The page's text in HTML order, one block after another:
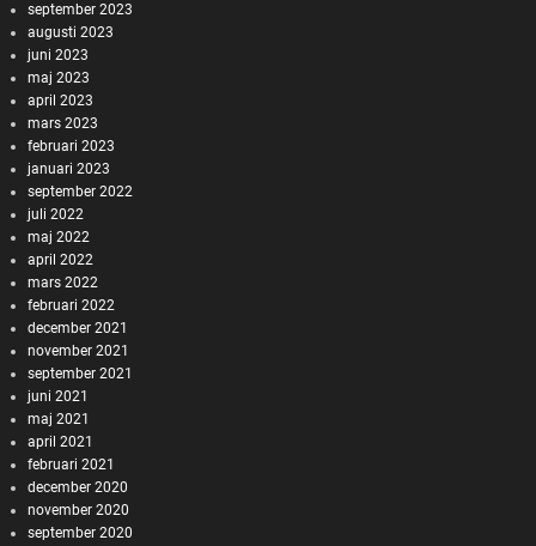
september 2023
augusti 2023
juni 2023
maj 2023
april 2023
mars 2023
februari 2023
januari 2023
september 2022
juli 2022
maj 2022
april 2022
mars 2022
februari 2022
december 2021
november 2021
september 2021
juni 2021
maj 2021
april 2021
februari 2021
december 2020
november 2020
september 2020